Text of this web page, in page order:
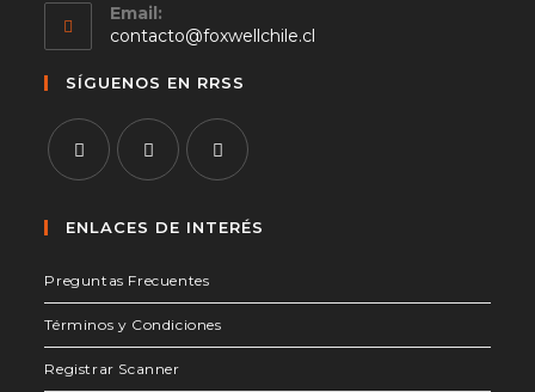
Email:
contacto@foxwellchile.cl
SÍGUENOS EN RRSS
abre
una
pestaña
abre
una
pestaña
abre
una
pestaña
ENLACES DE INTERÉS
Preguntas Frecuentes
Términos y Condiciones
Registrar Scanner